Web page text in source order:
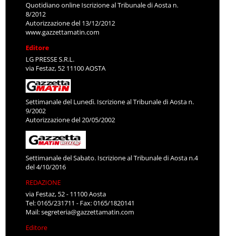
Quotidiano online Iscrizione al Tribunale di Aosta n.
8/2012
Autorizzazione del 13/12/2012
www.gazzettamatin.com
Editore
LG PRESSE S.R.L.
via Festaz, 52 11100 AOSTA
Settimanale del Lunedì. Iscrizione al Tribunale di Aosta n.
9/2002
Autorizzazione del 20/05/2002
Settimanale del Sabato. Iscrizione al Tribunale di Aosta n.4
del 4/10/2016
REDAZIONE
via Festaz, 52 - 11100 Aosta
Tel: 0165/231711 - Fax: 0165/1820141
Mail:segreteria@gazzettamatin.com
Editore